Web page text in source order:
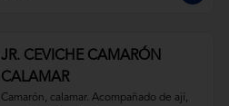
JR. CEVICHE CAMARÓN
CALAMAR
Camarón, calamar. Acompañado de ají,